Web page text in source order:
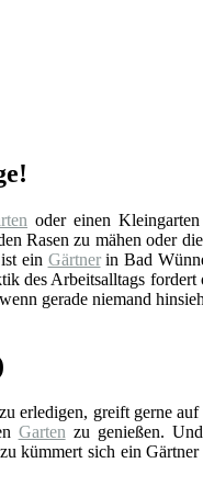
oder einen
Rasen zu mähen oder die
ein Gärtnerin Bad
des Arbeitsalltags
gerade niemand
erledigen, greift gerne auf
Garten zu genießen.
kümmert sich ein